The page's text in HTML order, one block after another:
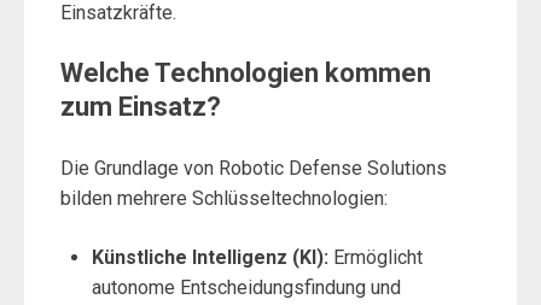
Einsatzkräfte.
Welche Technologien kommen
zum Einsatz?
Die Grundlage von Robotic Defense Solutions
bilden mehrere Schlüsseltechnologien:
Künstliche Intelligenz (KI): Ermöglicht
autonome Entscheidungsfindung und